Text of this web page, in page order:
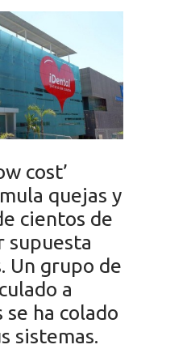
cost’
quejas y
cientos de
supuesta
Un grupo de
a
se ha colado
sistemas.